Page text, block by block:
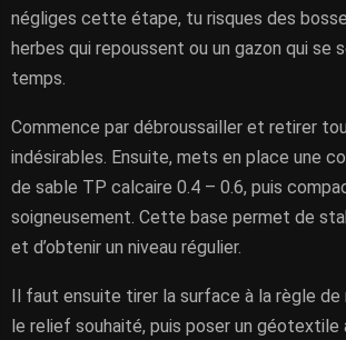
négliges cette étape, tu risques des
herbes qui repoussent ou un gazon qui se
temps.
Commence par débroussailler et retirer
indésirables. Ensuite, mets en place une
de sable TP calcaire 0.4 – 0.6, puis
soigneusement. Cette base permet de
et d’obtenir un niveau régulier.
Il faut ensuite tirer la surface à la règle de
le relief souhaité, puis poser un géotextile